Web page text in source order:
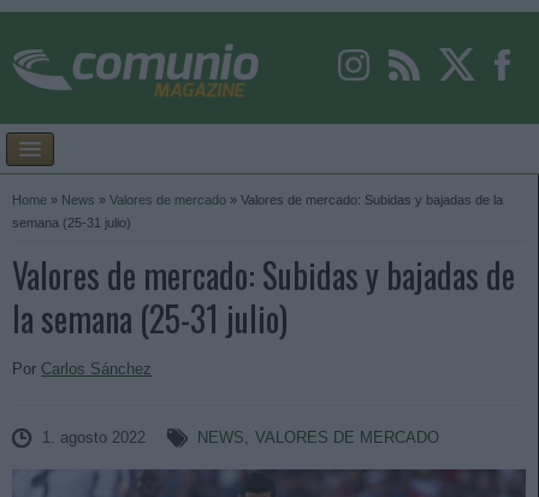
Home » News » Valores de mercado » Valores de mercado: Subidas y bajadas de la
semana (25-31 julio)
Valores de mercado: Subidas y bajadas de
la semana (25-31 julio)
Por Carlos Sánchez
1. agosto 2022 NEWS, VALORES DE MERCADO